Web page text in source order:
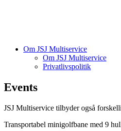
Om JSJ Multiservice
Om JSJ Multiservice
Privatlivspolitik
Events
JSJ Multiservice tilbyder også
Transportabel minigolfbane med 9